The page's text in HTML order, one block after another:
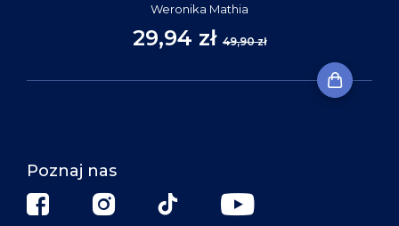
Weronika Mathia
29,94 zł 49,90 zł
Poznaj nas